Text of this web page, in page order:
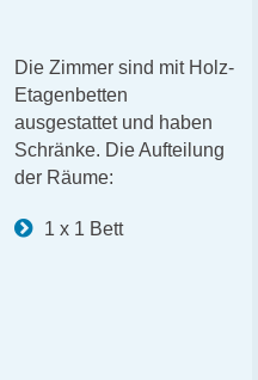
Die Zimmer sind mit Holz-
Etagenbetten
ausgestattet und haben
Schränke. Die Aufteilung
der Räume:
1 x 1 Bett